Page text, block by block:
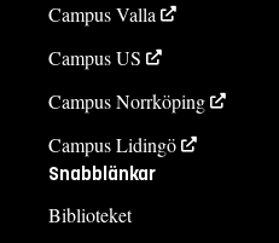
Campus Valla
Campus US
Campus Norrköping
Campus Lidingö
Snabblänkar
Biblioteket